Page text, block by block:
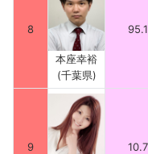
8
本座幸裕
(千葉県)
95.1
9 10.7